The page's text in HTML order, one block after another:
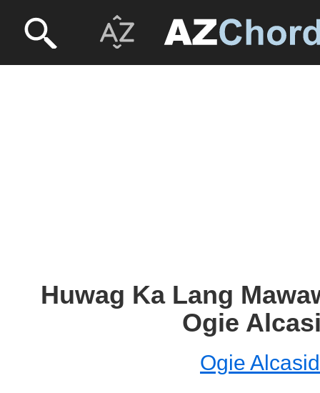
Huwag Ka Lang
Ogie
Ogie Alcasid